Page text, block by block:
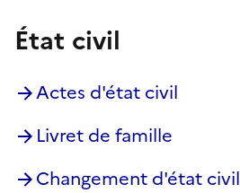
État civil
Actes d'état civil
Livret de famille
Changement d'état civil